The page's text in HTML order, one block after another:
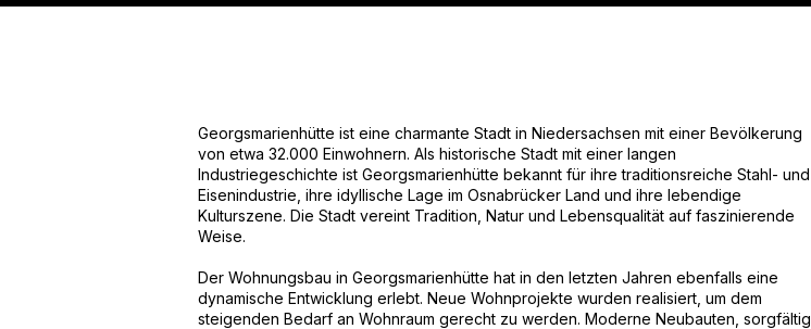
Georgsmarienhütte ist eine charmante Stadt in Niedersachsen mit einer Bevölkerung
von etwa 32.000 Einwohnern. Als historische Stadt mit einer langen
Industriegeschichte ist Georgsmarienhütte bekannt für ihre traditionsreiche Stahl- und
Eisenindustrie, ihre idyllische Lage im Osnabrücker Land und ihre lebendige
Kulturszene. Die Stadt vereint Tradition, Natur und Lebensqualität auf faszinierende
Weise.
Der Wohnungsbau in Georgsmarienhütte hat in den letzten Jahren ebenfalls eine
dynamische Entwicklung erlebt. Neue Wohnprojekte wurden realisiert, um dem
steigenden Bedarf an Wohnraum gerecht zu werden. Moderne Neubauten, sorgfältig